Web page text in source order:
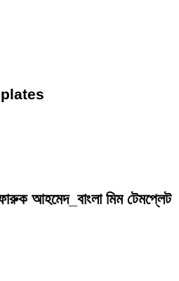
আহমেদ_বাংলা মিম টেমপ্লেট